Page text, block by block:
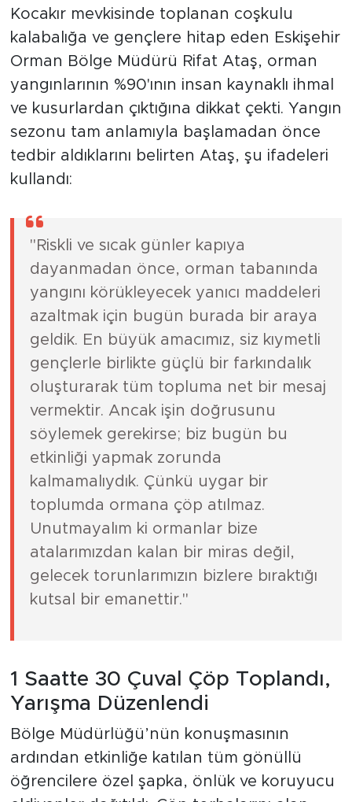
Kocakır mevkisinde toplanan coşkulu
kalabalığa ve gençlere hitap eden Eskişehir
Orman Bölge Müdürü Rifat Ataş, orman
yangınlarının %90'ının insan kaynaklı ihmal
ve kusurlardan çıktığına dikkat çekti. Yangın
sezonu tam anlamıyla başlamadan önce
tedbir aldıklarını belirten Ataş, şu ifadeleri
kullandı:
"Riskli ve sıcak günler kapıya
dayanmadan önce, orman tabanında
yangını körükleyecek yanıcı maddeleri
azaltmak için bugün burada bir araya
geldik. En büyük amacımız, siz kıymetli
gençlerle birlikte güçlü bir farkındalık
oluşturarak tüm topluma net bir mesaj
vermektir. Ancak işin doğrusunu
söylemek gerekirse; biz bugün bu
etkinliği yapmak zorunda
kalmamalıydık. Çünkü uygar bir
toplumda ormana çöp atılmaz.
Unutmayalım ki ormanlar bize
atalarımızdan kalan bir miras değil,
gelecek torunlarımızın bizlere bıraktığı
kutsal bir emanettir."
1 Saatte 30 Çuval Çöp Toplandı,
Yarışma Düzenlendi
Bölge Müdürlüğü’nün konuşmasının
ardından etkinliğe katılan tüm gönüllü
öğrencilere özel şapka, önlük ve koruyucu